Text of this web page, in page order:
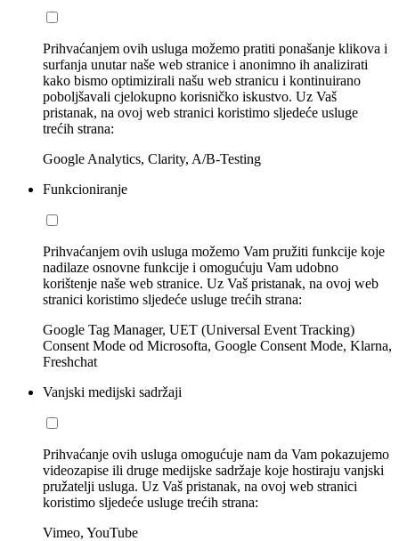
Prihvaćanjem ovih usluga možemo pratiti ponašanje klikova i
surfanja unutar naše web stranice i anonimno ih analizirati
kako bismo optimizirali našu web stranicu i kontinuirano
poboljšavali cjelokupno korisničko iskustvo. Uz Vaš
pristanak, na ovoj web stranici koristimo sljedeće usluge
trećih strana:
Google Analytics, Clarity, A/B-Testing
Funkcioniranje
Prihvaćanjem ovih usluga možemo Vam pružiti funkcije koje
nadilaze osnovne funkcije i omogućuju Vam udobno
korištenje naše web stranice. Uz Vaš pristanak, na ovoj web
stranici koristimo sljedeće usluge trećih strana:
Google Tag Manager, UET (Universal Event Tracking)
Consent Mode od Microsofta, Google Consent Mode, Klarna,
Freshchat
Vanjski medijski sadržaji
Prihvaćanje ovih usluga omogućuje nam da Vam pokazujemo
videozapise ili druge medijske sadržaje koje hostiraju vanjski
pružatelji usluga. Uz Vaš pristanak, na ovoj web stranici
koristimo sljedeće usluge trećih strana:
Vimeo, YouTube